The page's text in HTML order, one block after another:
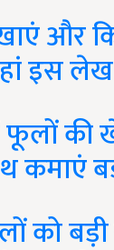
और
इस लेख
की
कमाएं
को